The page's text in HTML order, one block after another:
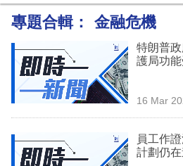
經
投
資
專題合輯： 金融危機
特朗普
護局功
16 Mar
員工作
計劃仍